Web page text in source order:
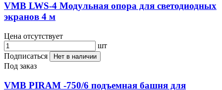
VMB LWS-4 Модульная опора для светодиодных
экранов 4 м
Цена отсутствует
шт
Подписаться
Нет в наличии
Под заказ
VMB PIRAM -750/6 подъемная башня для